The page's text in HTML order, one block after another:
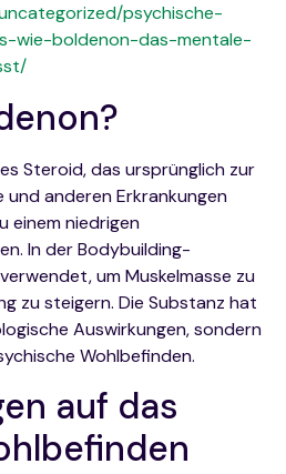
psychische-
wie-boldenon-das-mentale-
Steroid, das ursprünglich zur
und anderen Erkrankungen
einem niedrigen
In der Bodybuilding-
um Muskelmasse zu
zu steigern. Die Substanz hat
Auswirkungen, sondern
Wohlbefinden.
auf das